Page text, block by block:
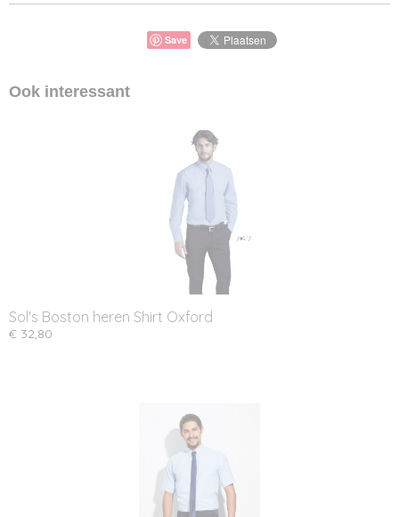
Save
Ook interessant
Sol's Boston heren Shirt Oxford
€ 32,80